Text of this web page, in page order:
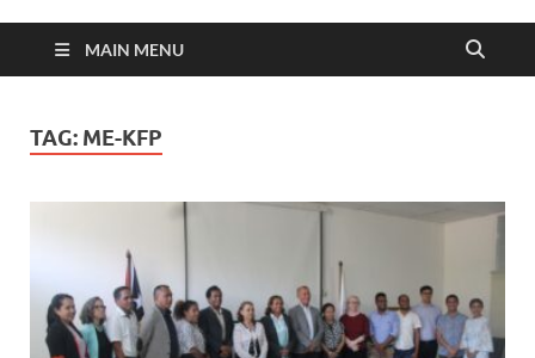
MAIN MENU
TAG: ME-KFP